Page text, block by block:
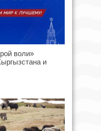
воли»
и